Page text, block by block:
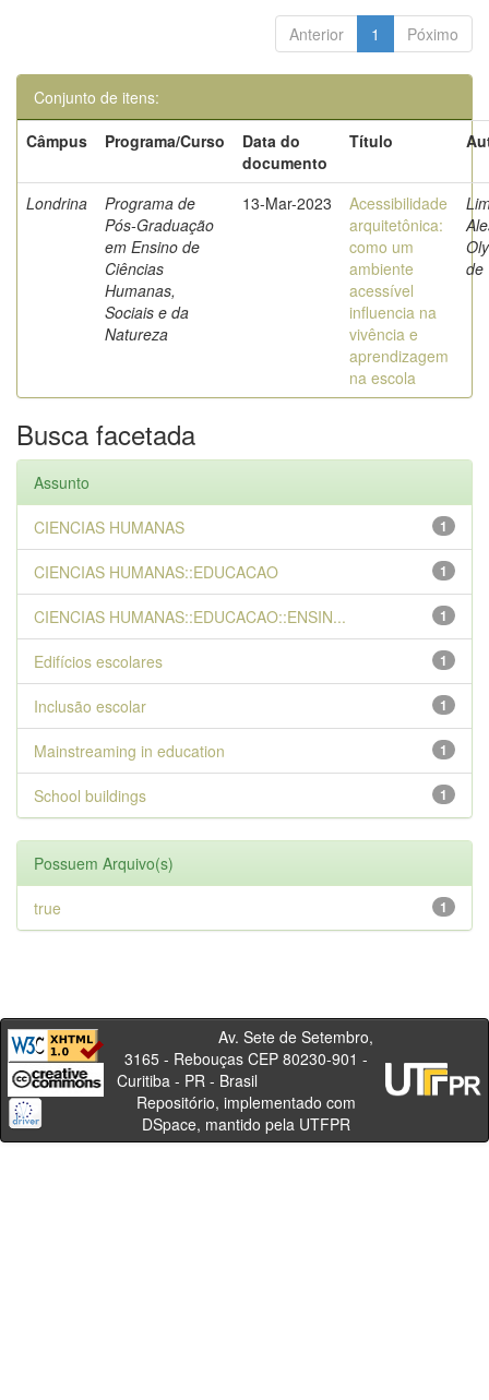
Anterior 1 Póximo
Conjunto de itens:
Câmpus
Programa/Curso
Data do
documento
Título
Londrina
Programa de
Pós-Graduação
em Ensino de
Ciências
Humanas,
Sociais e da
Natureza
13-Mar-2023
Acessibilidade
arquitetônica:
como um
ambiente
acessível
influencia na
vivência e
aprendizagem
na escola
de
Busca facetada
Assunto
1
CIENCIAS HUMANAS
1
CIENCIAS HUMANAS::EDUCACAO
1
CIENCIAS HUMANAS::EDUCACAO::ENSIN...
1
Edifícios escolares
1
Inclusão escolar
1
Mainstreaming in education
1
School buildings
Possuem Arquivo(s)
1
true
Av. Sete de Setembro,
3165 - Rebouças CEP 80230-901 -
Curitiba - PR - Brasil
Repositório, implementado com
DSpace, mantido pela UTFPR